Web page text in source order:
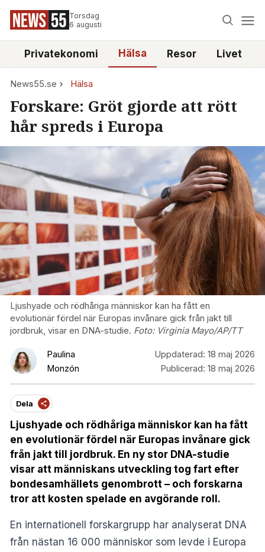
Torsdag
6 augusti
Privatekonomi Hälsa Resor Livet
News55.se Hälsa
Forskare: Gröt gjorde att rött
hår spreds i Europa
Ljushyade och rödhåriga människor kan ha fått en
evolutionär fördel när Europas invånare gick från jakt till
jordbruk, visar en DNA-studie. Foto: Virginia Mayo/AP/TT
Paulina
Monzón
Uppdaterad: 18 maj 2026
Publicerad: 18 maj 2026
Dela
Ljushyade och rödhåriga människor kan ha fått
en evolutionär fördel när Europas invånare gick
från jakt till jordbruk. En ny stor DNA-studie
visar att människans utveckling tog fart efter
bondesamhällets genombrott – och forskarna
tror att kosten spelade en avgörande roll.
En internationell forskargrupp har analyserat DNA
från nästan 16 000 människor som levde i Europa